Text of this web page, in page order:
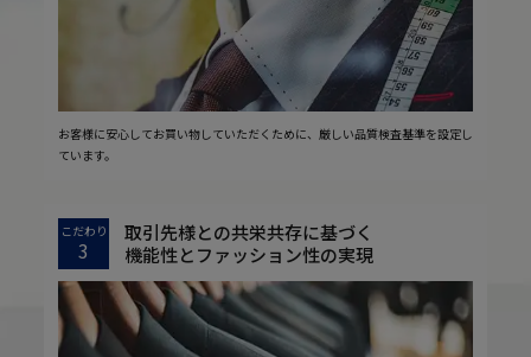
お客様に安心してお買い物していただくために、厳しい品質検査基準を設定し
ています。
こだわり
3
取引先様との共栄共存に基づく
機能性とファッション性の実現